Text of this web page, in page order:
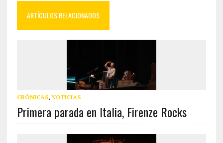
ARTÍCULOS RELACIONADOS
CRÓNICAS, NOTICIAS
Primera parada en Italia, Firenze Rocks